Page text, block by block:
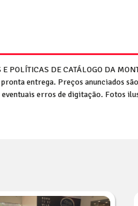
POLÍTICAS DE CATÁLOGO DA
entrega. Preços anunciados
erros de digitação. Fotos